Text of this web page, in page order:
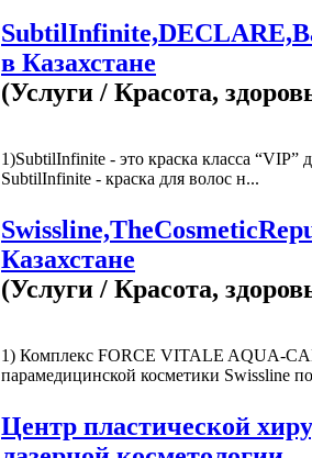
в Казахстане
(Услуги / Красота,
1)SubtilInfinite - это краска класса “VIP”
SubtilInfinite - краска для волос н...
Казахстане
(Услуги / Красота,
1) Комплекс FORCE VITALE AQUA-
парамедицинской косметики Swissline
Центр пластической